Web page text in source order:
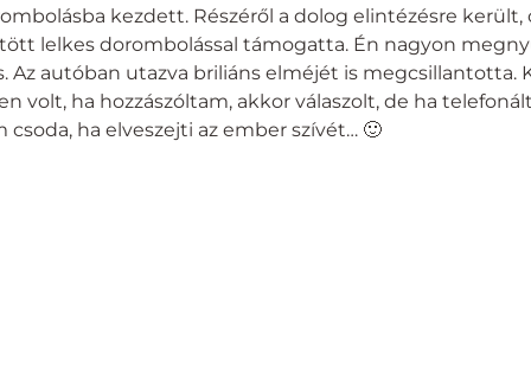
kezdett. Részéről a dolog elintézésre
lelkes dorombolással támogatta. Én nagyon
autóban utazva briliáns elméjét is megcsillantotta.
volt, ha hozzászóltam, akkor válaszolt, de ha
ha elveszejti az ember szívét… 🙂